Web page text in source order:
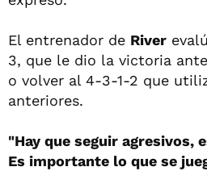
El entrenador de River
3, que le dio la victoria ante
o volver al 4-3-1-2 que
anteriores.
"Hay que seguir agresivos,
Es importante lo que se